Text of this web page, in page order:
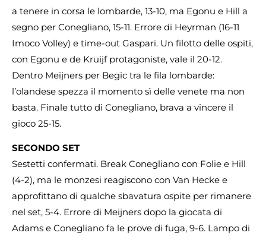
a tenere in corsa le lombarde, 13-10, ma Egonu e Hill a
segno per Conegliano, 15-11. Errore di Heyrman (16-11
Imoco Volley) e time-out Gaspari. Un filotto delle ospiti,
con Egonu e de Kruijf protagoniste, vale il 20-12.
Dentro Meijners per Begic tra le fila lombarde:
l’olandese spezza il momento sì delle venete ma non
basta. Finale tutto di Conegliano, brava a vincere il
gioco 25-15.
SECONDO SET
Sestetti confermati. Break Conegliano con Folie e Hill
(4-2), ma le monzesi reagiscono con Van Hecke e
approfittano di qualche sbavatura ospite per rimanere
nel set, 5-4. Errore di Meijners dopo la giocata di
Adams e Conegliano fa le prove di fuga, 9-6. Lampo di